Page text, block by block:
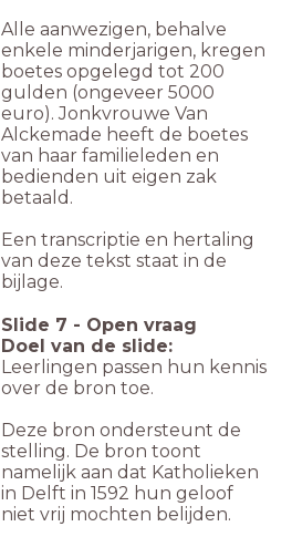
Alle aanwezigen, behalve
enkele minderjarigen, kregen
boetes opgelegd tot 200
gulden (ongeveer 5000
euro). Jonkvrouwe Van
Alckemade heeft de boetes
van haar familieleden en
bedienden uit eigen zak
betaald.
Een transcriptie en hertaling
van deze tekst staat in de
bijlage.
Slide 7 - Open vraag
Doel van de slide:
Leerlingen passen hun kennis
over de bron toe.
Deze bron ondersteunt de
stelling. De bron toont
namelijk aan dat Katholieken
in Delft in 1592 hun geloof
niet vrij mochten belijden.